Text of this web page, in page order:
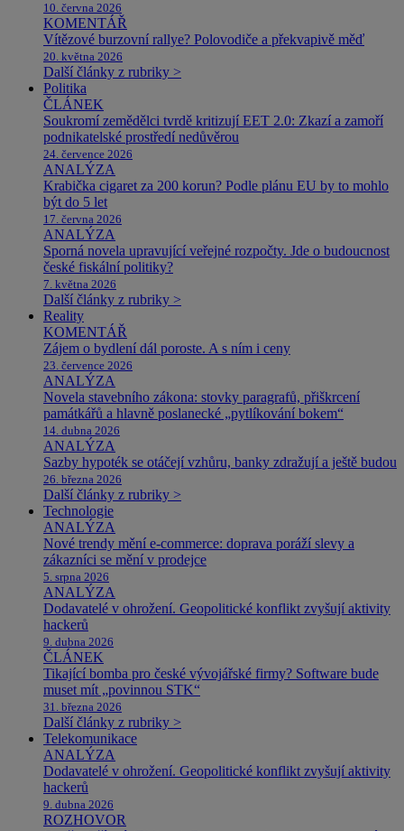
10. června 2026
KOMENTÁŘ
Vítězové burzovní rallye? Polovodiče a překvapivě měď
20. května 2026
Další články z rubriky >
Politika
ČLÁNEK
Soukromí zemědělci tvrdě kritizují EET 2.0: Zkazí a zamoří
podnikatelské prostředí nedůvěrou
24. července 2026
ANALÝZA
Krabička cigaret za 200 korun? Podle plánu EU by to mohlo
být do 5 let
17. června 2026
ANALÝZA
Sporná novela upravující veřejné rozpočty. Jde o budoucnost
české fiskální politiky?
7. května 2026
Další články z rubriky >
Reality
KOMENTÁŘ
Zájem o bydlení dál poroste. A s ním i ceny
23. července 2026
ANALÝZA
Novela stavebního zákona: stovky paragrafů, přiškrcení
památkářů a hlavně poslanecké „pytlíkování bokem“
14. dubna 2026
ANALÝZA
Sazby hypoték se otáčejí vzhůru, banky zdražují a ještě budou
26. března 2026
Další články z rubriky >
Technologie
ANALÝZA
Nové trendy mění e-commerce: doprava poráží slevy a
zákazníci se mění v prodejce
5. srpna 2026
ANALÝZA
Dodavatelé v ohrožení. Geopolitické konflikt zvyšují aktivity
hackerů
9. dubna 2026
ČLÁNEK
Tikající bomba pro české vývojářské firmy? Software bude
muset mít „povinnou STK“
31. března 2026
Další články z rubriky >
Telekomunikace
ANALÝZA
Dodavatelé v ohrožení. Geopolitické konflikt zvyšují aktivity
hackerů
9. dubna 2026
ROZHOVOR